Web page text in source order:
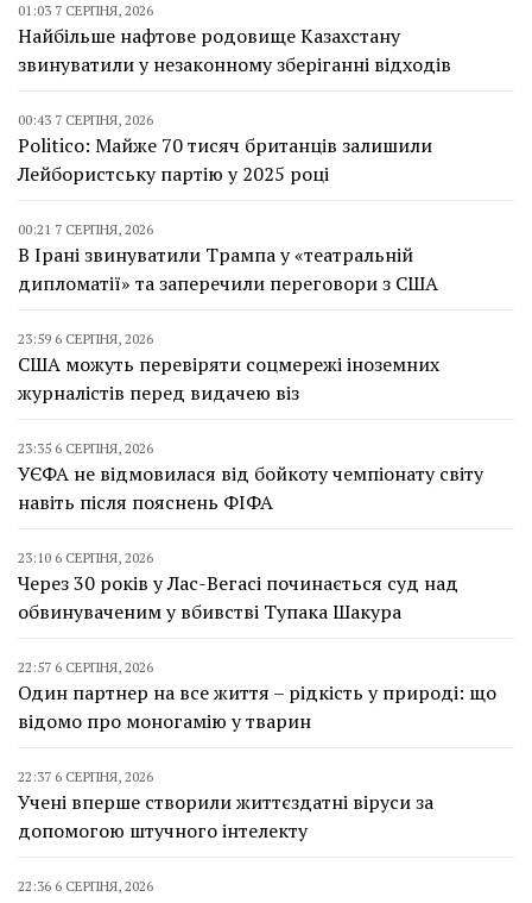
01:03 7 СЕРПНЯ, 2026
Найбільше нафтове родовище Казахстану
звинуватили у незаконному зберіганні відходів
00:43 7 СЕРПНЯ, 2026
Politico: Майже 70 тисяч британців залишили
Лейбористську партію у 2025 році
00:21 7 СЕРПНЯ, 2026
В Ірані звинуватили Трампа у «театральній
дипломатії» та заперечили переговори з США
23:59 6 СЕРПНЯ, 2026
США можуть перевіряти соцмережі іноземних
журналістів перед видачею віз
23:35 6 СЕРПНЯ, 2026
УЄФА не відмовилася від бойкоту чемпіонату світу
навіть після пояснень ФІФА
23:10 6 СЕРПНЯ, 2026
Через 30 років у Лас-Вегасі починається суд над
обвинуваченим у вбивстві Тупака Шакура
22:57 6 СЕРПНЯ, 2026
Один партнер на все життя – рідкість у природі: що
відомо про моногамію у тварин
22:37 6 СЕРПНЯ, 2026
Учені вперше створили життєздатні віруси за
допомогою штучного інтелекту
22:36 6 СЕРПНЯ, 2026